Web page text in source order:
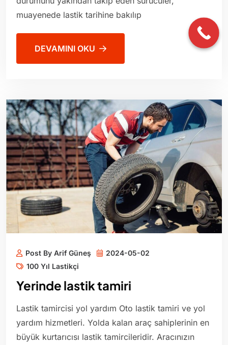
muayenede lastik tarihine bakılıp
DEVAMINI OKU
Post By Arif Güneş
2024-05-02
100 Yıl Lastikçi
Yerinde lastik tamiri
Lastik tamircisi yol yardım Oto lastik tamiri ve yol
yardım hizmetleri. Yolda kalan araç sahiplerinin en
büyük kurtarıcısı lastik tamircileridir. Aracınızın